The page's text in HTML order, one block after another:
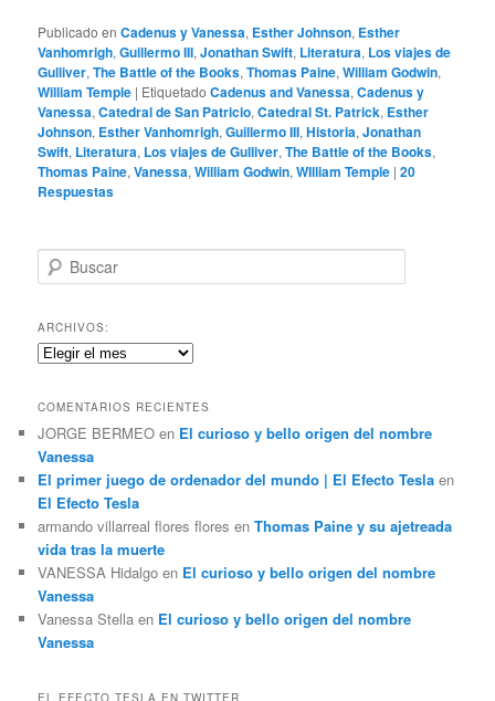
Publicado en Cadenus y Vanessa, Esther Johnson, Esther
Vanhomrigh,Guillermo III,Jonathan Swift, Literatura, Los viajes de
Gulliver,The Battle of the Books,Thomas Paine,William Godwin,
William Temple | Etiquetado Cadenus and Vanessa,Cadenus y
Vanessa,Catedral de San Patricio,Catedral St. Patrick, Esther
Johnson, Esther Vanhomrigh,Guillermo III,Historia,Jonathan
Swift, Literatura, Los viajes de Gulliver,The Battle of the Books,
Thomas Paine,Vanessa,William Godwin,WIlliam Temple |20
Respuestas
u
c
a
r
ARCHIVOS:
Archivos:
COMENTARIOS RECIENTES
JORGE BERMEO en El curioso y bello origen del nombre
Vanessa
El primer juego de ordenador del mundo | El Efecto Tesla en
El Efecto Tesla
armando villarreal flores flores enThomas Paine y su ajetreada
vida tras la muerte
VANESSA Hidalgo en El curioso y bello origen del nombre
Vanessa
Vanessa Stella en El curioso y bello origen del nombre
Vanessa
EL EFECTO TESLA EN TWITTER